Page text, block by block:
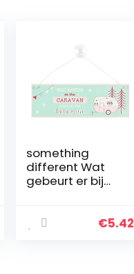
something
different Wat
gebeurt er bij
€5.42